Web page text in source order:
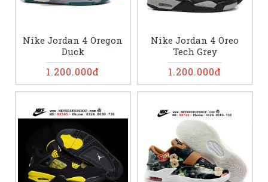
Nike Jordan 4 Oregon
Duck
1.200.000đ
Nike Jordan 4 Oreo
Tech Grey
1.200.000đ